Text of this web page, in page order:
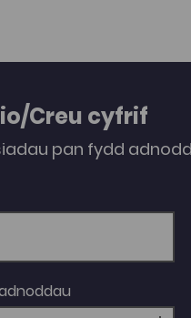
Creu cyfrif
pan fydd